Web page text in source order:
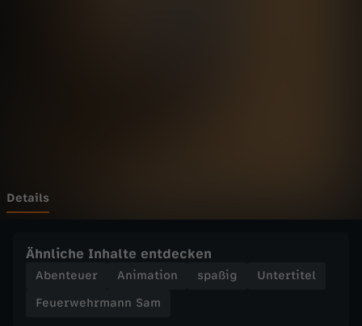
n
S
a
Details
Ähnliche Inhalte entdecken
Abenteuer Animation spaßig
Untertitel
Feuerwehrmann Sam